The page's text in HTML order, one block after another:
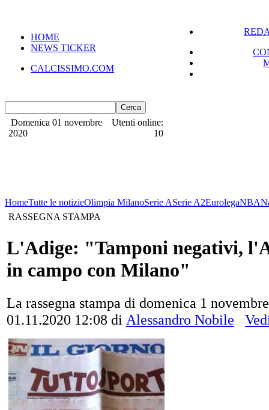
HOME
NEWS TICKER
CALCISSIMO.COM
Domenica 01 novembre
2020
Utenti online:
10
HomeTutte le notizieOlimpia MilanoSerie ASerie A2EurolegaNBA
RASSEGNA STAMPA
L'Adige: "Tamponi negativi,
in campo con Milano"
La rassegna stampa di domenica 1
01.11.2020 12:08 di Alessandro Nobile